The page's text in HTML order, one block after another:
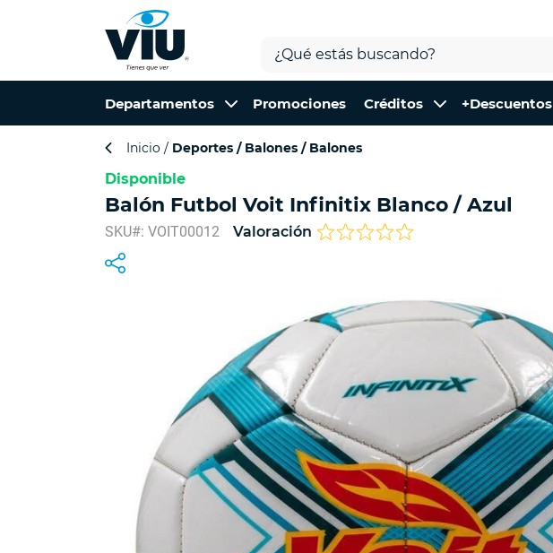
Departamentos Promociones Créditos +Descuentos
Inicio Deportes Balones Balones
Disponible
Balón Futbol Voit Infinitix Blanco / Azul
SKU#: VOIT00012 Valoración